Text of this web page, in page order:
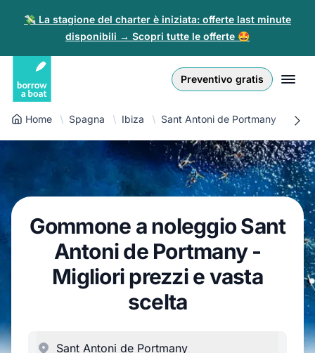
💸 La stagione del charter è iniziata: offerte last minute
disponibili → Scopri tutte le offerte 🤩
Preventivo gratis
Accedi
Registrati
€ EUR
Złoty
English (UK)
Nederlands
Español
Français
Polski
Home Spagna Ibiza Sant Antoni de Portmany
Gommone a noleggio Sant
Antoni de Portmany -
Migliori prezzi e vasta
scelta